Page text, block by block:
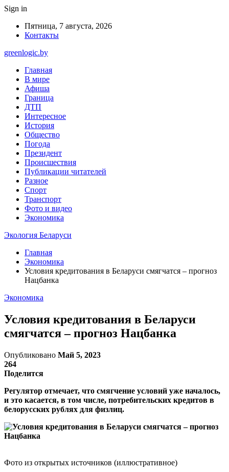
Sign in
Пятница, 7 августа, 2026
Контакты
greenlogic.by
Главная
В мире
Афиша
Граница
ДТП
Интересное
История
Общество
Погода
Президент
Происшествия
Публикации читателей
Разное
Спорт
Транспорт
Фото и видео
Экономика
Экология Беларуси
Главная
Экономика
Условия кредитования в Беларуси смягчатся – прогноз
Нацбанка
Экономика
Условия кредитования в Беларуси
смягчатся – прогноз Нацбанка
Опубликовано Май 5, 2023
264
Поделится
Регулятор отмечает, что смягчение условий уже началось,
и это касается, в том числе, потребительских кредитов в
белорусских рублях для физлиц.
Фото из открытых источников (иллюстративное)